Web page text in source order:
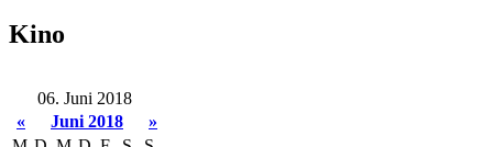
Kino
06. Juni 2018
«
Juni 2018
»